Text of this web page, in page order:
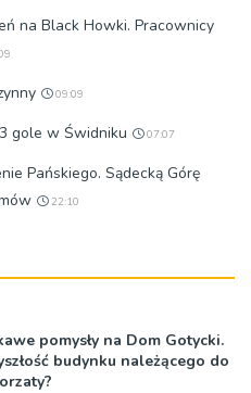
na Black Howki. Pracownicy
09:09
3 gole w Świdniku 07:07
Pańskiego. Sądecką Górę
22:10
pomysły na Dom Gotycki.
budynku należącego do